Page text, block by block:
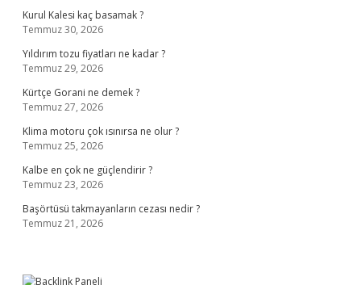
Kurul Kalesi kaç basamak ?
Temmuz 30, 2026
Yıldırım tozu fiyatları ne kadar ?
Temmuz 29, 2026
Kürtçe Gorani ne demek ?
Temmuz 27, 2026
Klima motoru çok ısınırsa ne olur ?
Temmuz 25, 2026
Kalbe en çok ne güçlendirir ?
Temmuz 23, 2026
Başörtüsü takmayanların cezası nedir ?
Temmuz 21, 2026